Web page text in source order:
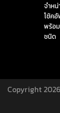
จำหน่
โช้ค
พร้อ
ชนิด
Copyright